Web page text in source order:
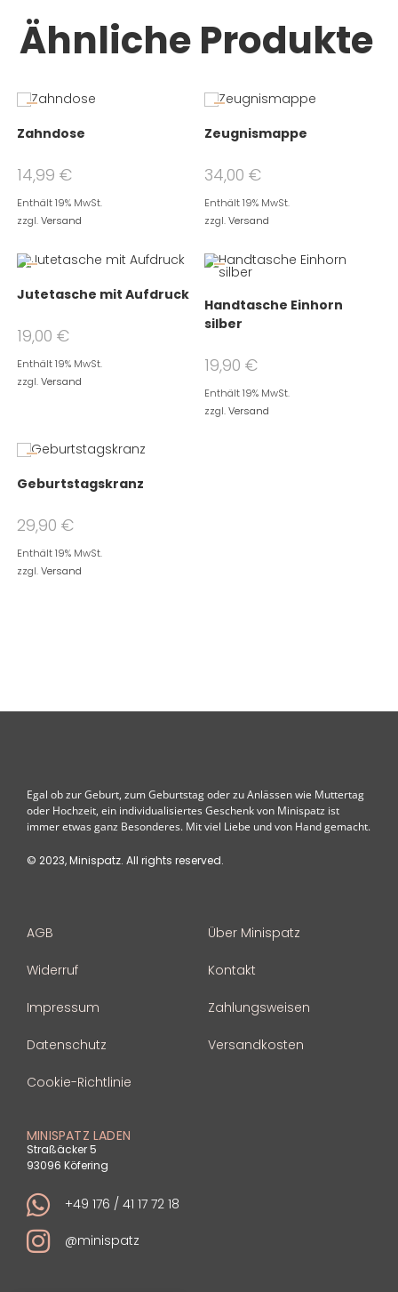
Ähnliche Produkte
Zahndose
14,99 €
Enthält 19% MwSt.
zzgl.Versand
Zeugnismappe
34,00€
Enthält 19% MwSt.
zzgl.Versand
Jutetasche mit Aufdruck
19,00 €
Enthält 19% MwSt.
zzgl.Versand
Handtasche Einhorn
silber
19,90€
Enthält 19% MwSt.
zzgl.Versand
Geburtstagskranz
29,90 €
Enthält 19% MwSt.
zzgl.Versand
Egal ob zur Geburt, zum Geburtstag oder zu Anlässen wie Muttertag
oder Hochzeit, ein individualisiertes Geschenk von Minispatz ist
immer etwas ganz Besonderes. Mit viel Liebe und von Hand gemacht.
© 2023, Minispatz. All rights reserved.
AGB
Widerruf
Impressum
Datenschutz
Cookie-Richtlinie
Über Minispatz
Kontakt
Zahlungsweisen
Versandkosten
MINISPATZ LADEN
Straßäcker 5
93096 Köfering
+49 176 / 41 17 72 18
@minispatz